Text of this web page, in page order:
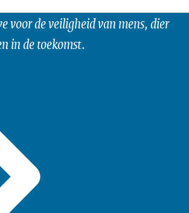
voor de veiligheid van mens, dier
in de toekomst.